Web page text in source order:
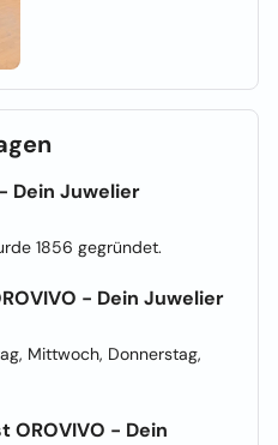
Dein Juwelier
1856 gegründet.
- Dein Juwelier
Mittwoch, Donnerstag,
OROVIVO - Dein